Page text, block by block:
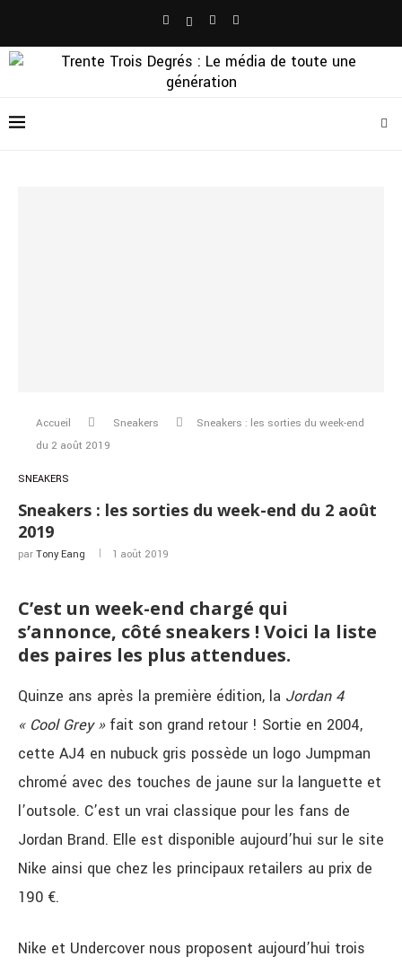
Accueil Sneakers
Sneakers : les sorties du week-end
du 2 août 2019
SNEAKERS
Sneakers : les sorties du week-end du 2 août
2019
par Tony Eang 1 août 2019
C’est un week-end chargé qui
s’annonce, côté sneakers ! Voici la liste
des paires les plus attendues.
Quinze ans après la première édition, la Jordan 4
« Cool Grey »fait son grand retour ! Sortie en 2004,
cette AJ4 en nubuck gris possède un logo Jumpman
chromé avec des touches de jaune sur la languette et
l’outsole. C’est un vrai classique pour les fans de
Jordan Brand. Elle est disponible aujourd’hui sur le site
Nike ainsi que chez les principaux retailers au prix de
190 €.
Nike et Undercover nous proposent aujourd’hui trois